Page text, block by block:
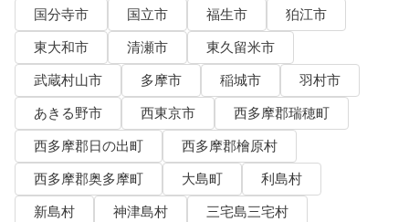
国分寺市
国立市 福生市
狛江市
東大和市
清瀬市
東久留米市
武蔵村山市
多摩市 稲城市
羽村市
あきる野市
西東京市
西多摩郡瑞穂町
西多摩郡日の出町
西多摩郡檜原村
西多摩郡奥多摩町
大島町
利島村
新島村
神津島村
三宅島三宅村